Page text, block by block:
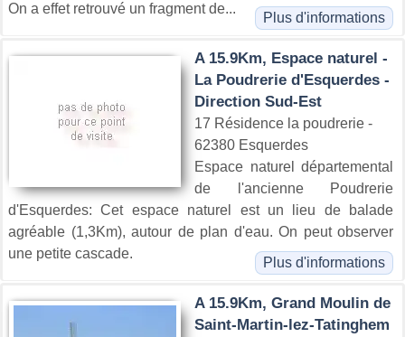
On a effet retrouvé un fragment de...
Plus d'informations
A 15.9Km, Espace naturel -
La Poudrerie d'Esquerdes -
Direction Sud-Est
17 Résidence la poudrerie -
62380 Esquerdes
Espace naturel départemental
de l'ancienne Poudrerie
d'Esquerdes: Cet espace naturel est un lieu de balade
agréable (1,3Km), autour de plan d'eau. On peut observer
une petite cascade.
Plus d'informations
A 15.9Km, Grand Moulin de
Saint-Martin-lez-Tatinghem